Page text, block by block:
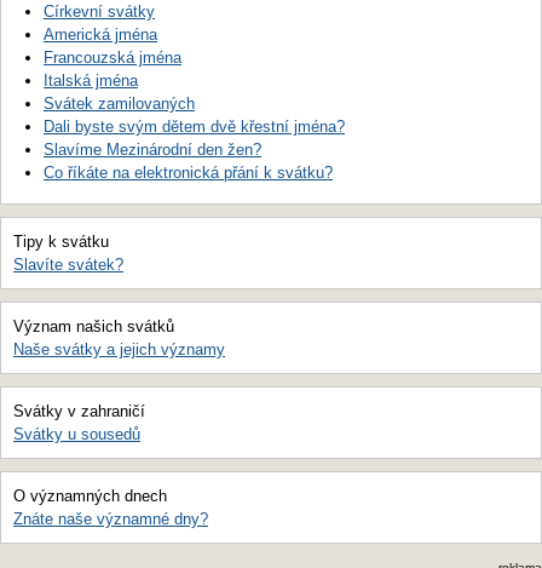
Církevní svátky
Americká jména
Francouzská jména
Italská jména
Svátek zamilovaných
Dali byste svým dětem dvě křestní jména?
Slavíme Mezinárodní den žen?
Co říkáte na elektronická přání k svátku?
Tipy k svátku
Slavíte svátek?
Význam našich svátků
Naše svátky a jejich významy
Svátky v zahraničí
Svátky u sousedů
O významných dnech
Znáte naše významné dny?